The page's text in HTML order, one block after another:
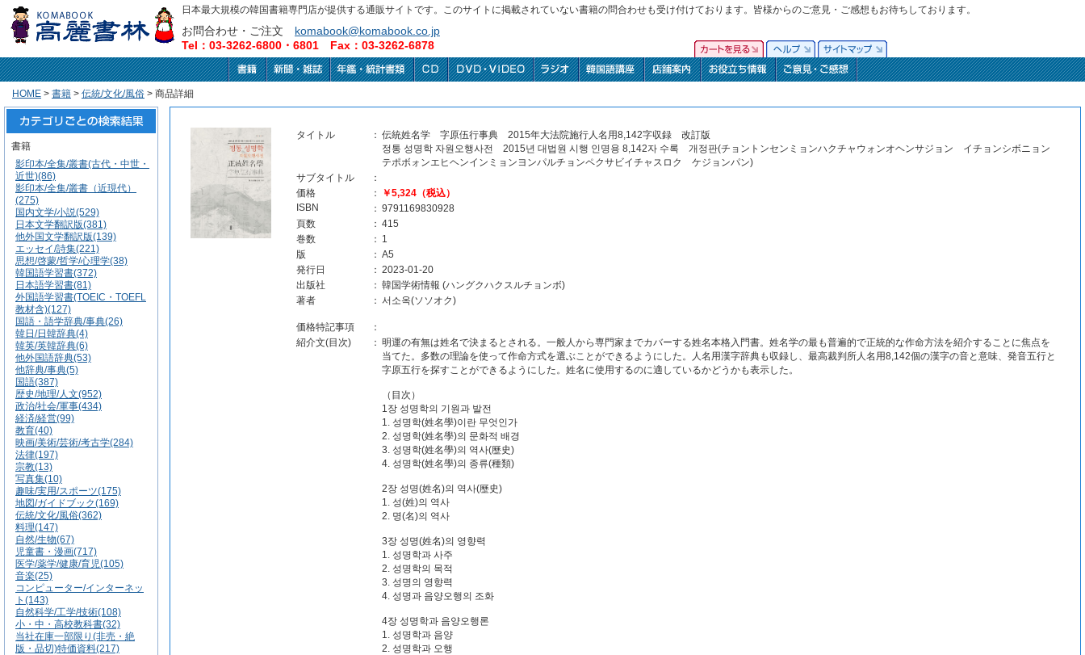
日本最大規模の韓国書籍専門店が提供する通販サイトです。このサイトに掲載されていない書籍の問合わせも受け付けております。皆様からのご意見・ご感想もお待ちしております。
お問合わせ・ご注文 komabook@komabook.co.jp
Tel：03-3262-6800・6801 Fax：03-3262-6878
HOME > 書籍 > 伝統/文化/風俗 > 商品詳細
書籍
影印本/全集/叢書(古代・中世・
近世)(86)
影印本/全集/叢書（近現代）
(275)
国内文学/小説(529)
日本文学翻訳版(381)
他外国文学翻訳版(139)
エッセイ/詩集(221)
思想/啓蒙/哲学/心理学(38)
韓国語学習書(372)
日本語学習書(81)
外国語学習書(TOEIC・TOEFL
教材含)(127)
国語・語学辞典/事典(26)
韓日/日韓辞典(4)
韓英/英韓辞典(6)
他外国語辞典(53)
他辞典/事典(5)
国語(387)
歴史/地理/人文(952)
政治/社会/軍事(434)
経済/経営(99)
教育(40)
映画/美術/芸術/考古学(284)
法律(197)
宗教(13)
写真集(10)
趣味/実用/スポーツ(175)
地図/ガイドブック(169)
伝統/文化/風俗(362)
料理(147)
自然/生物(67)
児童書・漫画(717)
医学/薬学/健康/育児(105)
音楽(25)
コンピューター/インターネッ
ト(143)
自然科学/工学/技術(108)
小・中・高校教科書(32)
当社在庫一部限り(非売・絶
版・品切)特価資料(217)
タイトル ： 伝統姓名学 字原伍行事典 2015年大法院施行人名用8,142字収録 改訂版
정통 성명학 자원오행사전 2015년 대법원 시행 인명용 8,142자 수록 개정판(チョントンセンミョンハクチャウォンオヘンサジョン イチョンシボニョン
テポボォンエヒヘンインミョンヨンパルチョンペクサビイチャスロク ケジョンパン)
サブタイトル
：
価格
：
￥5,324（税込）
ISBN
： 9791169830928
頁数
： 415
巻数
： 1
版
： A5
発行日
： 2023-01-20
出版社
： 韓国学術情報 (ハングクハクスルチョンボ)
著者
： 서소옥(ソソオク)
価格特記事項
：
紹介文(目次)
： 明運の有無は姓名で決まるとされる。一般人から専門家までカバーする姓名本格入門書。姓名学の最も普遍的で正統的な作命方法を紹介することに焦点を
当てた。多数の理論を使って作命方式を選ぶことができるようにした。人名用漢字辞典も収録し、最高裁判所人名用8,142個の漢字の音と意味、発音五行と
字原五行を探すことができるようにした。姓名に使用するのに適しているかどうかも表示した。
（目次）
1장 성명학의 기원과 발전
1. 성명학(姓名學)이란 무엇인가
2. 성명학(姓名學)의 문화적 배경
3. 성명학(姓名學)의 역사(歷史)
4. 성명학(姓名學)의 종류(種類)
2장 성명(姓名)의 역사(歷史)
1. 성(姓)의 역사
2. 명(名)의 역사
3장 성명(姓名)의 영향력
1. 성명학과 사주
2. 성명학의 목적
3. 성명의 영향력
4. 성명과 음양오행의 조화
4장 성명학과 음양오행론
1. 성명학과 음양
2. 성명학과 오행